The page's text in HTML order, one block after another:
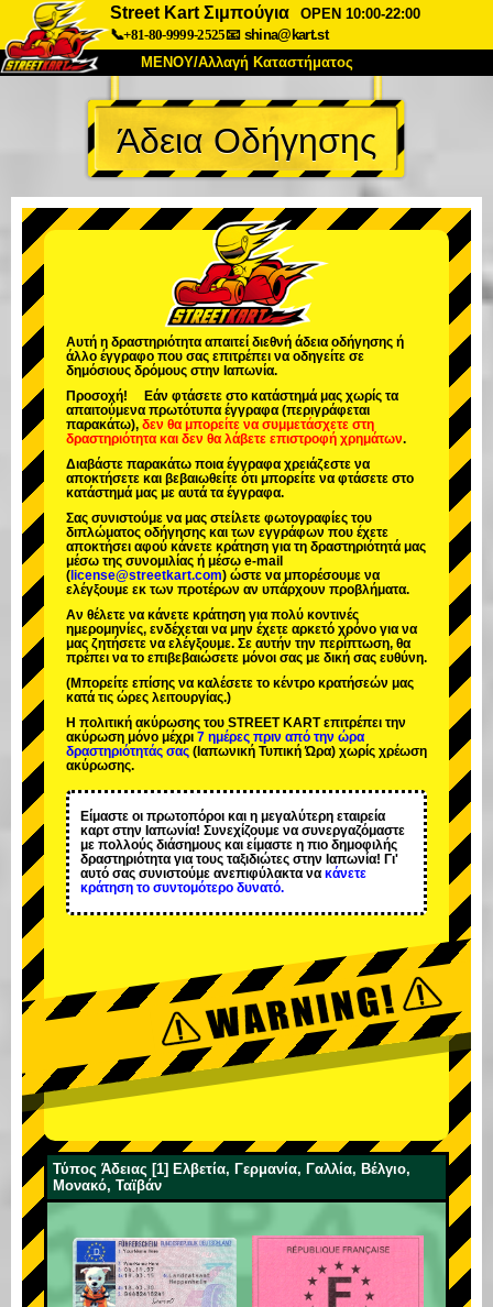
Street Kart Σιμπούγια
OPEN 10:00-22:00
📞+81-80-9999-2525📧 shina@kart.st
ΜΕΝΟΥ/Αλλαγή Καταστήματος
ΚΥΡΙΩΣ
Σχετικά Προδιαγραφές Τιμές
Συχνές Ερωτήσεις
Εταιρεία Κράτηση
Αλλαγή Καταστήματος
Τόκιο Σινάγαουα #1
Τόκιο Ακίχαμπαρα #2 Τόκιο Σιμπούγια
Τόκιο Σιμπούγια Annex
Τόκιο Ασακούσα Οσάκα
Οκινάουα
Άδεια Οδήγησης
Αυτή η δραστηριότητα απαιτεί διεθνή άδεια οδήγησης ή
άλλο έγγραφο που σας επιτρέπει να οδηγείτε σε
δημόσιους δρόμους στην Ιαπωνία.
Προσοχή! Εάν φτάσετε στο κατάστημά μας χωρίς τα
απαιτούμενα πρωτότυπα έγγραφα (περιγράφεται
παρακάτω), δεν θα μπορείτε να συμμετάσχετε στη
δραστηριότητα και δεν θα λάβετε επιστροφή χρημάτων.
Διαβάστε παρακάτω ποια έγγραφα χρειάζεστε να
αποκτήσετε και βεβαιωθείτε ότι μπορείτε να φτάσετε στο
κατάστημά μας με αυτά τα έγγραφα.
Σας συνιστούμε να μας στείλετε φωτογραφίες του
διπλώματος οδήγησης και των εγγράφων που έχετε
αποκτήσει αφού κάνετε κράτηση για τη δραστηριότητά μας
μέσω της συνομιλίας ή μέσω e-mail
( license@streetkart.com) ώστε να μπορέσουμε να
ελέγξουμε εκ των προτέρων αν υπάρχουν προβλήματα.
Αν θέλετε να κάνετε κράτηση για πολύ κοντινές
ημερομηνίες, ενδέχεται να μην έχετε αρκετό χρόνο για να
μας ζητήσετε να ελέγξουμε. Σε αυτήν την περίπτωση, θα
πρέπει να το επιβεβαιώσετε μόνοι σας με δική σας ευθύνη.
(Μπορείτε επίσης να καλέσετε το κέντρο κρατήσεών μας
κατά τις ώρες λειτουργίας.)
Η πολιτική ακύρωσης του STREET KART επιτρέπει την
ακύρωση μόνο μέχρι 7 ημέρες πριν από την ώρα
δραστηριότητάς σας (Ιαπωνική Τυπική Ώρα) χωρίς χρέωση
ακύρωσης.
Είμαστε οι πρωτοπόροι και η μεγαλύτερη εταιρεία
καρτστην Ιαπωνία! Συνεχίζουμε να συνεργαζόμαστε
με πολλούς διάσημους και είμαστε η πιο δημοφιλής
δραστηριότητα για τους ταξιδιώτες στην Ιαπωνία! Γι'
αυτό σας συνιστούμε ανεπιφύλακτα να κάνετε
κράτηση το συντομότερο δυνατό.
Τύπος Άδειας [1] Ελβετία, Γερμανία, Γαλλία, Βέλγιο,
Μονακό, Ταϊβάν